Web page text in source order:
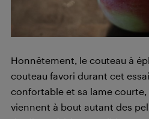
Honnêtement, le couteau à
couteau favori durant cet
confortable et sa lame
viennent à bout autant des